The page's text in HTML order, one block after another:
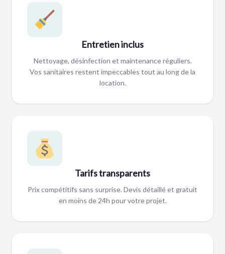
Entretien inclus
Nettoyage, désinfection et maintenance réguliers.
Vos sanitaires restent impeccables tout au long de la
location.
Tarifs transparents
Prix compétitifs sans surprise. Devis détaillé et gratuit
en moins de 24h pour votre projet.